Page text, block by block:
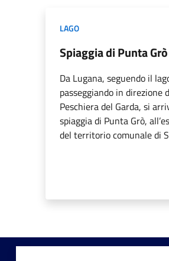
LAGO
Spiaggia di Punta Grò
Da Lugana, seguendo il
passeggiando in direzione
Peschiera del Garda, si
spiaggia di Punta Grò,
del territorio comunale di